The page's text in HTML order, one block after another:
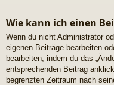
Wie kann ich einen
Wenn du nicht Administrator
eigenen Beiträge bearbeiten
bearbeiten, indem du das
entsprechenden Beitrag
begrenzten Zeitraum nach